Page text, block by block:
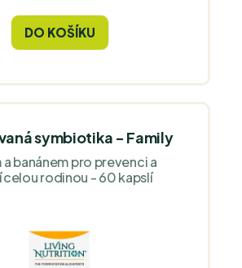
fermentované potraviny.
DO KOŠÍKU
symbiotika - Family
banánem pro prevenci a
celou rodinou - 60 kapslí